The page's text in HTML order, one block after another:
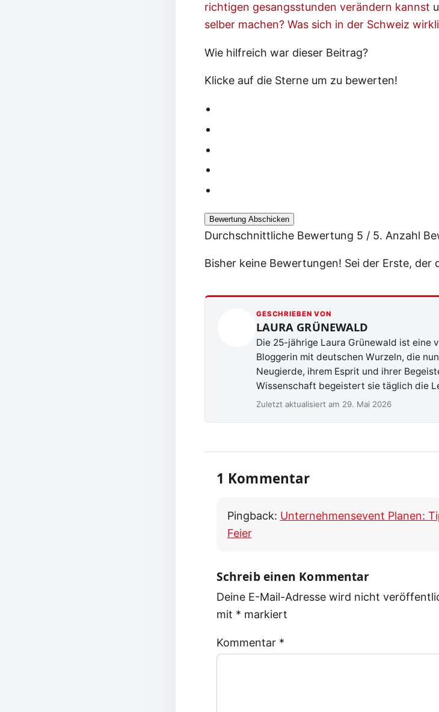
richtigen gesangsstunden verändern kannst
selber machen? Was sich in der Schweiz
Wie hilfreich war dieser Beitrag?
Klicke auf die Sterne um zu bewerten!
Bewertung Abschicken
Durchschnittliche Bewertung 5 / 5. Anzahl
Bisher keine Bewertungen! Sei der Erste, der
GESCHRIEBEN VON
LAURA GRÜNEWALD
Die 25-jährige Laura Grünewald ist eine
Bloggerin mit deutschen Wurzeln, die
Neugierde, ihrem Esprit und ihrer
Wissenschaft begeistert sie täglich die
Zuletzt aktualisiert am 29. Mai 2026
1 Kommentar
Pingback: Unternehmensevent Planen:
Feier
Schreib einen Kommentar
Deine E-Mail-Adresse wird nicht
mit * markiert
Kommentar *